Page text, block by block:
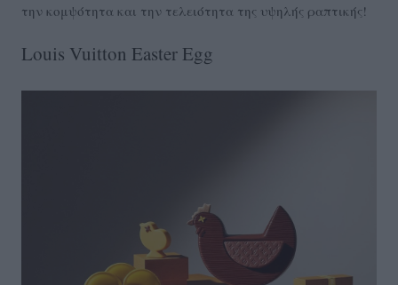
την κομψότητα και την τελειότητα της υψηλής ραπτικής!
Louis Vuitton Easter Egg